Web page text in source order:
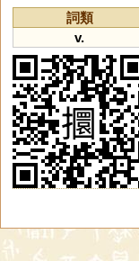
詞類
v.